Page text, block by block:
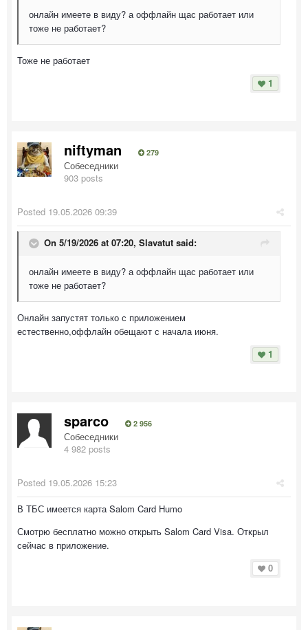
онлайн имеете в виду? а оффлайн щас работает или
тоже не работает?
Тоже не работает
1
niftyman 279
Собеседники
903 posts
Posted 19.05.2026 09:39
On 5/19/2026 at 07:20, Slavatut said:
онлайн имеете в виду? а оффлайн щас работает или
тоже не работает?
Онлайн запустят только с приложением
естественно,оффлайн обещают с начала июня.
1
sparco 2 956
Собеседники
4 982 posts
Posted 19.05.2026 15:23
В ТБС имеется карта Salom Card Humo
Смотрю бесплатно можно открыть Salom Card Visa. Открыл
сейчас в приложение.
0